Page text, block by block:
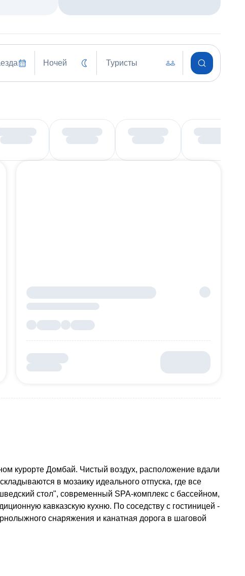
Ночей Туристы
курорте Домбай. Чистый воздух, расположение вдали
в мозаику идеального отпуска, где все
стол", современный SPA-комплекс с бассейном,
кавказскую кухню. По соседству с гостиницей -
снаряжения и канатная дорога в шаговой